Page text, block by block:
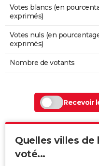
Votes blancs (en
exprimés)
Votes nuls (en
exprimés)
Nombre de votants
Recevoir
Quelles villes de
voté...